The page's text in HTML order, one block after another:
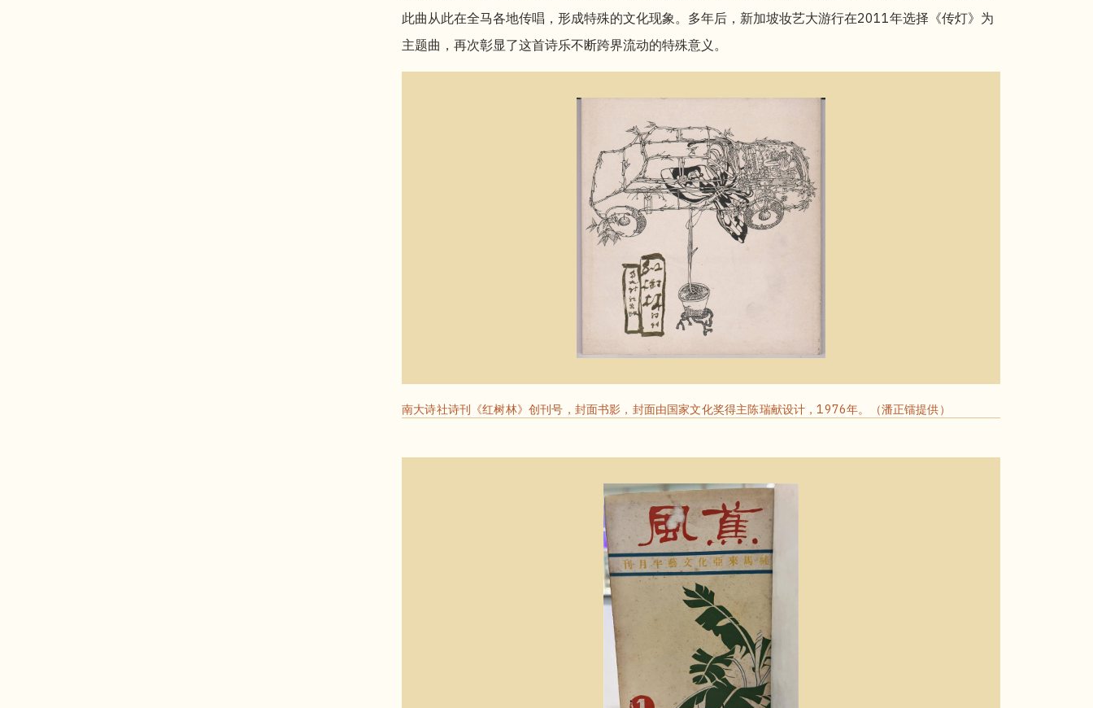
此曲从此在全马各地传唱，形成特殊的文化现象。多年后，新加坡妆艺大游行在2011年选择《传灯》为
主题曲，再次彰显了这首诗乐不断跨界流动的特殊意义。
南大诗社诗刊《红树林》创刊号，封面书影，封面由国家文化奖得主陈瑞献设计，1976年。（潘正镭提供）